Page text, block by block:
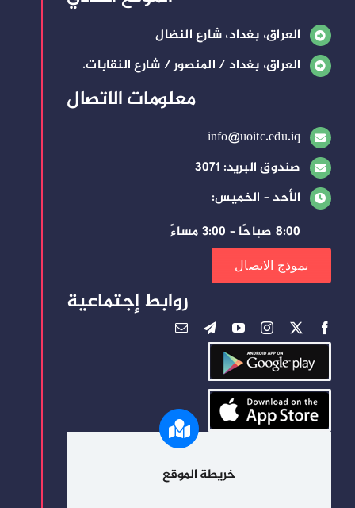
العراق، بغداد، شارع النضال
العراق، بغداد / المنصور / شارع النقابات.
معلومات الاتصال
info@uoitc.edu.iq
صندوق البريد: 3071
الأحد – الخميس:
8:00 صباحًا – 3:00 مساءً
نموذج الاتصال
روابط إجتماعية
خريطة الموقع